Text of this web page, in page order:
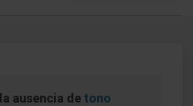
ausencia de tono